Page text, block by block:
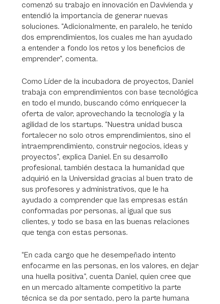
comenzó su trabajo en innovación en Davivienda y
entendió la importancia de generar nuevas
soluciones. “Adicionalmente, en paralelo, he tenido
dos emprendimientos, los cuales me han ayudado
a entender a fondo los retos y los beneficios de
emprender”, comenta.
Como Líder de la incubadora de proyectos, Daniel
trabaja con emprendimientos con base tecnológica
en todo el mundo, buscando cómo enriquecer la
oferta de valor, aprovechando la tecnología y la
agilidad de los startups. “Nuestra unidad busca
fortalecer no solo otros emprendimientos, sino el
intraemprendimiento, construir negocios, ideas y
proyectos”, explica Daniel. En su desarrollo
profesional, también destaca la humanidad que
adquirió en la Universidad gracias al buen trato de
sus profesores y administrativos, que le ha
ayudado a comprender que las empresas están
conformadas por personas, al igual que sus
clientes, y todo se basa en las buenas relaciones
que tenga con estas personas.
“En cada cargo que he desempeñado intento
enfocarme en las personas, en los valores, en dejar
una huella positiva”, cuenta Daniel, quien cree que
en un mercado altamente competitivo la parte
técnica se da por sentado, pero la parte humana